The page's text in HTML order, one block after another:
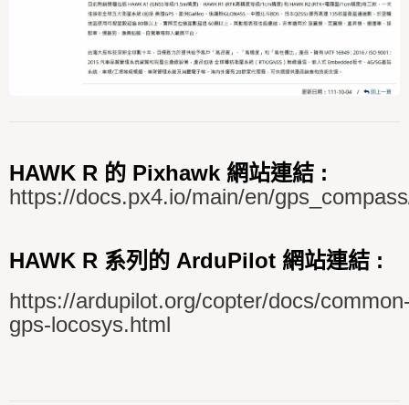
HAWK R 的 Pixhawk 網站連結 :
https://docs.px4.io/main/en/
HAWK R 系列的 ArduPilot 網站連結 :
https://ardupilot.org/copter/docs/
gps-locosys.html